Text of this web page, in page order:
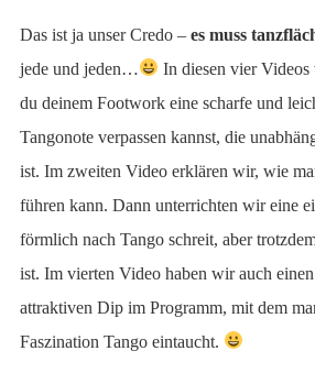
Das ist ja unser Credo – es muss
jede und jeden…
In diesen vier
du deinem Footwork eine scharfe und
Tangonote verpassen kannst, die
ist. Im zweiten Video erklären wir, wie
führen kann. Dann unterrichten wir eine
förmlich nach Tango schreit, aber
ist. Im vierten Video haben wir auch
attraktiven Dip im Programm, mit dem
Faszination Tango eintaucht.